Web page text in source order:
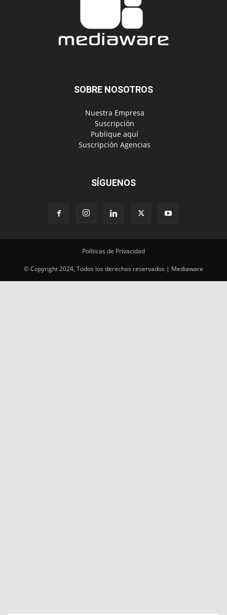
SOBRE NOSOTROS
‎ Nuestra Empresa
‎ Suscripción
‎ Publique aquí
‎ Suscripción Agencias
SÍGUENOS
Políticas de Privacidad
© Copyright 2024, Todos los derechos reservados | Mediaware